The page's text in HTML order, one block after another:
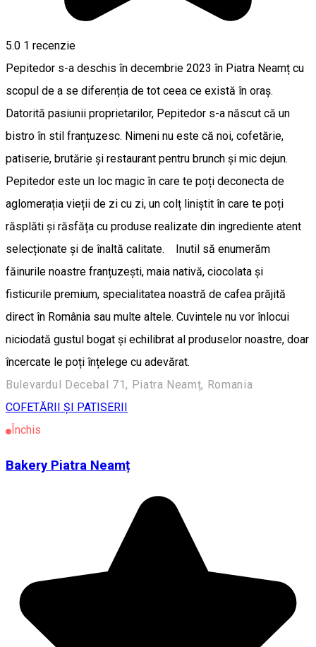
5.0 1 recenzie
Pepitedor s-a deschis în decembrie 2023 în Piatra Neamț cu
scopul de a se diferenția de tot ceea ce există în oraș.
Datorită pasiunii proprietarilor, Pepitedor s-a născut că un
bistro în stil franțuzesc. Nimeni nu este că noi, cofetărie,
patiserie, brutărie și restaurant pentru brunch și mic dejun.
Pepitedor este un loc magic în care te poți deconecta de
aglomerația vieții de zi cu zi, un colț liniștit în care te poți
răsplăti și răsfăța cu produse realizate din ingrediente atent
selecționate și de înaltă calitate. Inutil să enumerăm
făinurile noastre franțuzești, maia nativă, ciocolata și
fisticurile premium, specialitatea noastră de cafea prăjită
direct în România sau multe altele. Cuvintele nu vor înlocui
niciodată gustul bogat și echilibrat al produselor noastre, doar
încercate le poți înțelege cu adevărat.
Bulevardul Decebal 71, Piatra Neamț, Romania
COFETĂRII ȘI PATISERII
Închis
Bakery Piatra Neamț